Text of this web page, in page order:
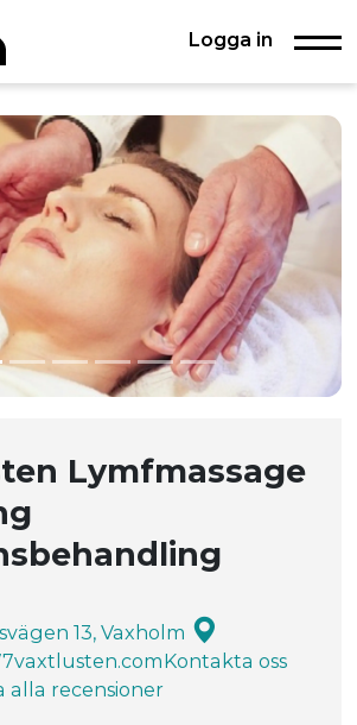
Logga in
Lymfmassage
13, Vaxholm
vaxtlusten.comKontakta oss
alla recensioner